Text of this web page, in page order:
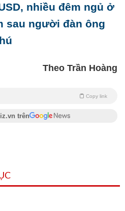
nhiều đêm ngủ ở
sau người đàn ông
Theo Trần Hoàng
Copy link
trên